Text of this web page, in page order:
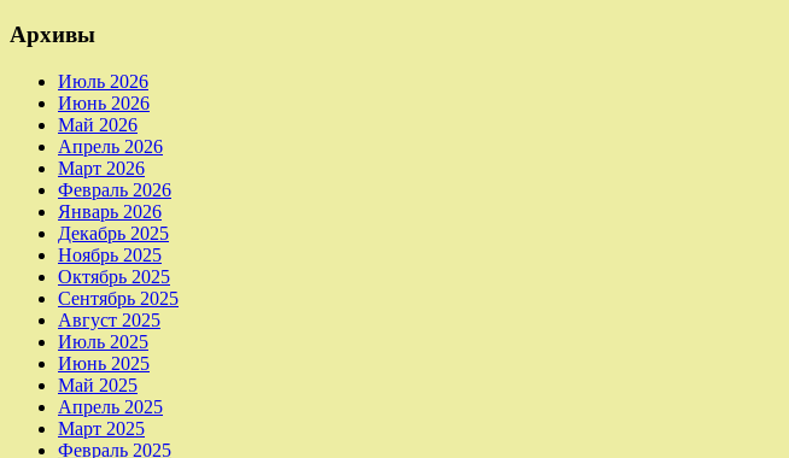
Архивы
Июль 2026
Июнь 2026
Май 2026
Апрель 2026
Март 2026
Февраль 2026
Январь 2026
Декабрь 2025
Ноябрь 2025
Октябрь 2025
Сентябрь 2025
Август 2025
Июль 2025
Июнь 2025
Май 2025
Апрель 2025
Март 2025
Февраль 2025